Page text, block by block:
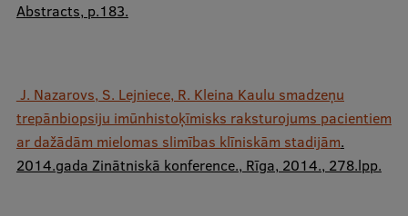
Abstracts, p.183.
J. Nazarovs, S. Lejniece, R. Kleina Kaulu smadzeņu
trepānbiopsiju imūnhistoķīmisks raksturojums pacientiem
ar dažādām mielomas slimības klīniskām stadijām.
2014.gada Zinātniskā konference., Rīga, 2014., 278.lpp.